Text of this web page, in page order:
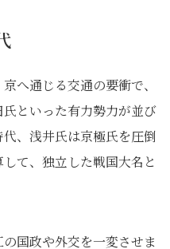
へ通じる交通の要衝で、
といった有力勢力が並び
、浅井氏は京極氏を圧倒
て、独立した戦国大名と
国政や外交を一変させま